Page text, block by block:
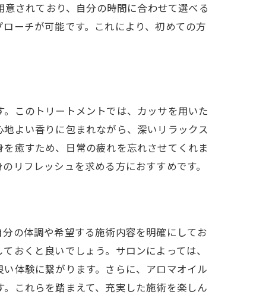
わせ
されており、自分の時間に合わせて選べる
ーチが可能です。これにより、初めての方
このトリートメントでは、カッサを用いた
よい香りに包まれながら、深いリラックス
癒すため、日常の疲れを忘れさせてくれま
リフレッシュを求める方におすすめです。
の体調や希望する施術内容を明確にしてお
おくと良いでしょう。サロンによっては、
体験に繋がります。さらに、アロマオイル
これらを踏まえて、充実した施術を楽しん